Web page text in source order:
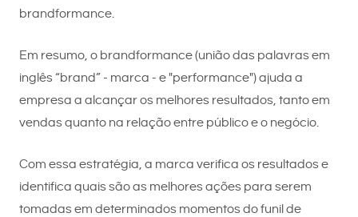
brandformance.
Em resumo, o brandformance (união das palavras em
inglês “brand” - marca - e "performance") ajuda a
empresa a alcançar os melhores resultados, tanto em
vendas quanto na relação entre público e o negócio.
Com essa estratégia, a marca verifica os resultados e
identifica quais são as melhores ações para serem
tomadas em determinados momentos do funil de